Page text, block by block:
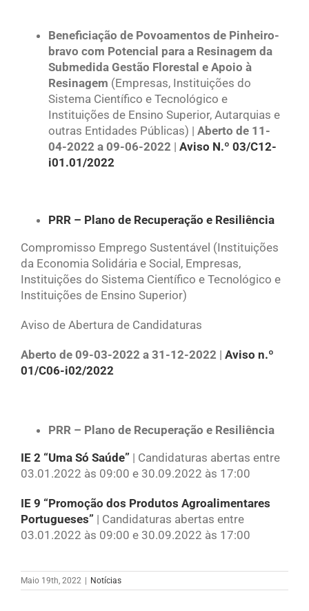
Beneficiação de Povoamentos de Pinheiro-
bravo com Potencial para a Resinagem da
Submedida Gestão Florestal e Apoio à
Resinagem (Empresas, Instituições do
Sistema Científico e Tecnológico e
Instituições de Ensino Superior, Autarquias e
outras Entidades Públicas) | Aberto de 11-
04-2022 a 09-06-2022 | Aviso N.º 03/C12-
i01.01/2022
PRR – Plano de Recuperação e Resiliência
Compromisso Emprego Sustentável (Instituições
da Economia Solidária e Social, Empresas,
Instituições do Sistema Científico e Tecnológico e
Instituições de Ensino Superior)
Aviso de Abertura de Candidaturas
Aberto de 09-03-2022 a 31-12-2022 | Aviso n.º
01/C06-i02/2022
PRR – Plano de Recuperação e Resiliência
IE 2 “Uma Só Saúde” | Candidaturas abertas entre
03.01.2022 às 09:00 e 30.09.2022 às 17:00
IE 9 “Promoção dos Produtos Agroalimentares
Portugueses” | Candidaturas abertas entre
03.01.2022 às 09:00 e 30.09.2022 às 17:00
Maio 19th, 2022 Notícias